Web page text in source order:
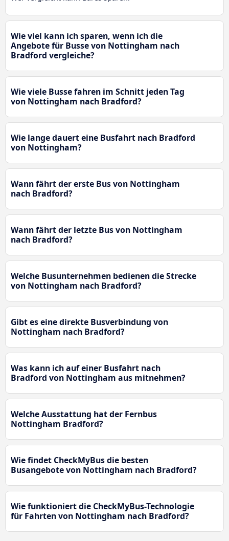
Wie viel kann ich sparen, wenn ich die
Angebote für Busse von Nottingham nach
Bradford vergleiche?
Wie viele Busse fahren im Schnitt jeden Tag
von Nottingham nach Bradford?
Wie lange dauert eine Busfahrt nach Bradford
von Nottingham?
Wann fährt der erste Bus von Nottingham
nach Bradford?
Wann fährt der letzte Bus von Nottingham
nach Bradford?
Welche Busunternehmen bedienen die Strecke
von Nottingham nach Bradford?
Gibt es eine direkte Busverbindung von
Nottingham nach Bradford?
Was kann ich auf einer Busfahrt nach
Bradford von Nottingham aus mitnehmen?
Welche Ausstattung hat der Fernbus
Nottingham Bradford?
Wie findet CheckMyBus die besten
Busangebote von Nottingham nach Bradford?
Wie funktioniert die CheckMyBus-Technologie
für Fahrten von Nottingham nach Bradford?